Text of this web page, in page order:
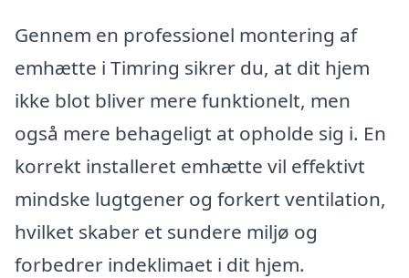
Gennem en professionel montering af
emhætte i Timring sikrer du, at dit hjem
ikke blot bliver mere funktionelt, men
også mere behageligt at opholde sig i. En
korrekt installeret emhætte vil effektivt
mindske lugtgener og forkert ventilation,
hvilket skaber et sundere miljø og
forbedrer indeklimaet i dit hjem.